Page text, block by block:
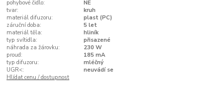
pohybové čidlo:
NE
tvar:
kruh
materiál difuzoru:
plast (PC)
záruční doba:
5 let
materiál těla:
hliník
typ svítidla:
přisazené
náhrada za žárovku:
230 W
proud:
185 mA
typ difuzoru:
mléčný
UGR<:
neuvádí se
Hlídat cenu / dostupnost